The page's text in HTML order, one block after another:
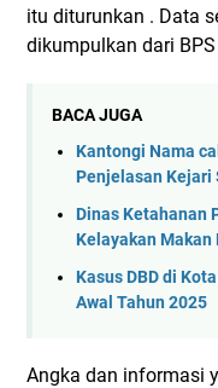
itu diturunkan . Data
dikumpulkan dari
BACA JUGA
Kantongi Nama
Penjelasan Kejari
Dinas Ketahanan
Kelayakan
Kasus DBD di
Awal Tahun 2025
Angka dan informasi